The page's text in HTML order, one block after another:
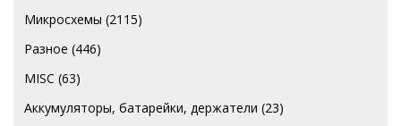
Микросхемы (2115)
Разное (446)
MISC (63)
Аккумуляторы, батарейки, держатели (23)